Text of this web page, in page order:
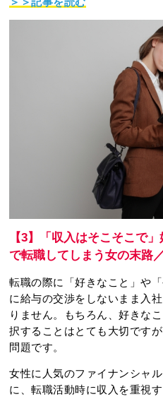
【3】「収入はそこそこで
で転職してしまう女の末路
転職の際に「好きなこと」や
に給与の交渉をしないまま入
りません。もちろん、好きな
択することはとても大切です
問題です。
女性に人気のファイナンシャ
に、転職活動時に収入を重視